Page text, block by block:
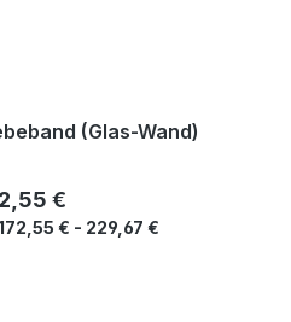
(Glas-Wand)
Preis:
€
€ - 229,67 €